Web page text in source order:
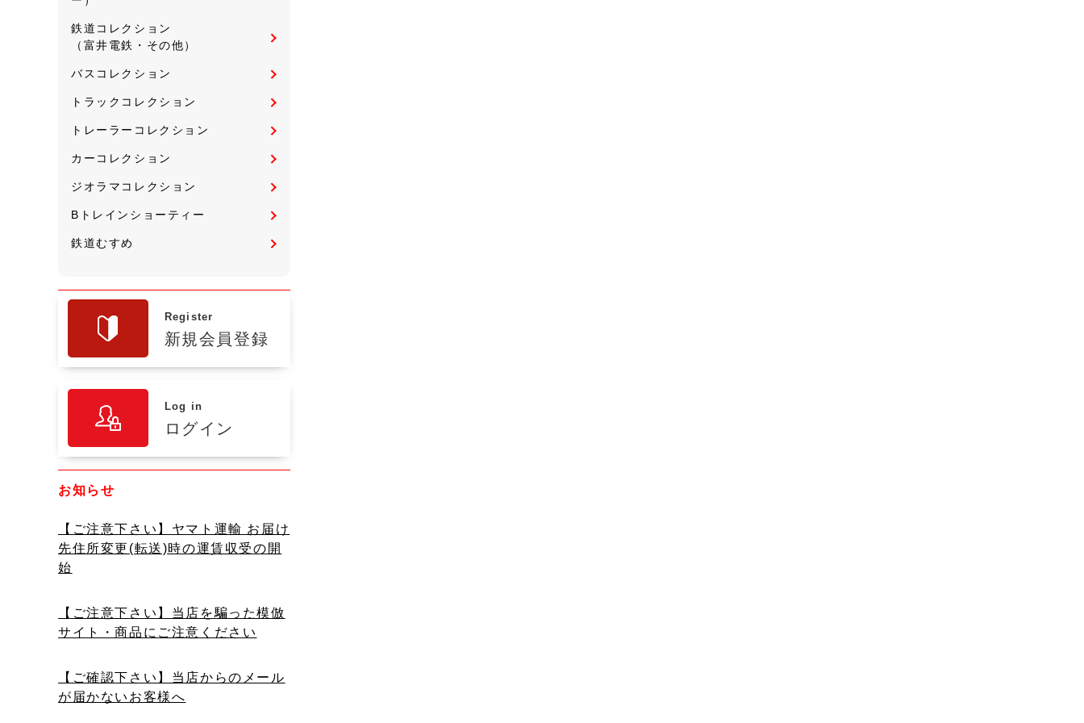
鉄道コレクション
（富井電鉄・その他）
バスコレクション
トラックコレクション
トレーラーコレクション
カーコレクション
ジオラマコレクション
Bトレインショーティー
鉄道むすめ
Register
新規会員登録
Log in
ログイン
お知らせ
【ご注意下さい】ヤマト運輸 お届け
先住所変更(転送)時の運賃収受の開
始
【ご注意下さい】当店を騙った模倣
サイト・商品にご注意ください
【ご確認下さい】当店からのメール
が届かないお客様へ